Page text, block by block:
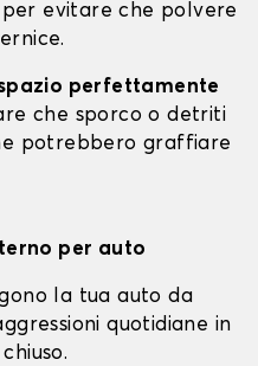
per evitare che polvere
perfettamente
che sporco o detriti
potrebbero graffiare
per auto
la tua auto da
quotidiane in